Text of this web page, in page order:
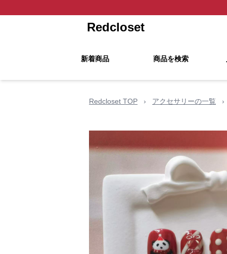
Redcloset
新着商品 商品を検索
Redcloset TOP › アクセサリーの一覧 ›